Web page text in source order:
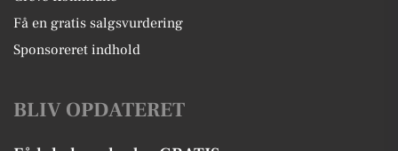
Få en gratis salgsvurdering
Sponsoreret indhold
BLIV OPDATERET